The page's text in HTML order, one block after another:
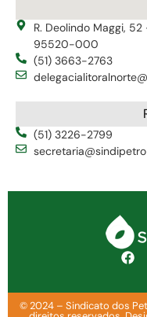
R. Deolindo Maggi,
95520-000
(51) 3663-2763
(51) 3226-2799
© 2024 – Sindicato dos